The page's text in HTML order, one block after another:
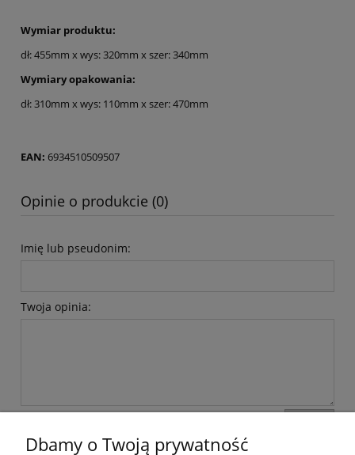
Wymiar produktu:
dł: 455mm x wys: 320mm x szer: 340mm
Wymiary opakowania:
dł: 310mm x wys: 110mm x szer: 470mm
EAN: 6934510509507
Opinie o produkcie (0)
Imię lub pseudonim:
Twoja opinia:
Dbamy o Twoją prywatność